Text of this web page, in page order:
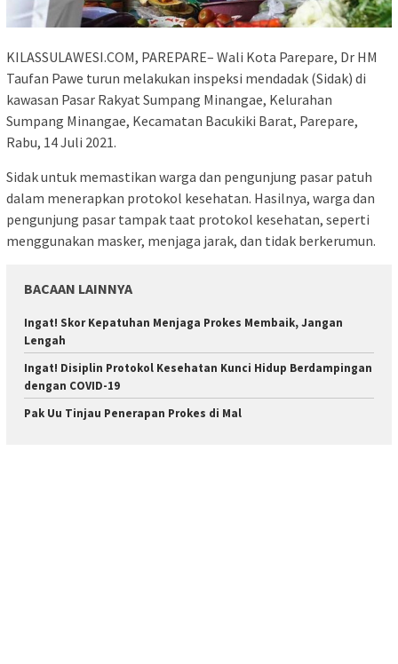
KILASSULAWESI.COM, PAREPARE– Wali Kota Parepare, Dr HM
Taufan Pawe turun melakukan inspeksi mendadak (Sidak) di
kawasan Pasar Rakyat Sumpang Minangae, Kelurahan
Sumpang Minangae, Kecamatan Bacukiki Barat, Parepare,
Rabu, 14 Juli 2021.
Sidak untuk memastikan warga dan pengunjung pasar patuh
dalam menerapkan protokol kesehatan. Hasilnya, warga dan
pengunjung pasar tampak taat protokol kesehatan, seperti
menggunakan masker, menjaga jarak, dan tidak berkerumun.
BACAAN LAINNYA
Ingat! Skor Kepatuhan Menjaga Prokes Membaik, Jangan
Lengah
Ingat! Disiplin Protokol Kesehatan Kunci Hidup Berdampingan
dengan COVID-19
Pak Uu Tinjau Penerapan Prokes di Mal